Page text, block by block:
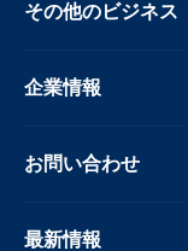
その他のビジネス
企業情報
お問い合わせ
最新情報